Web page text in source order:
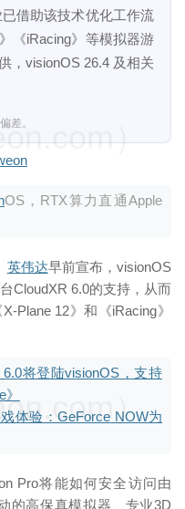
借助该技术优化工作流
《iRacing》等模拟器游
，visionOS 26.4 及相关
差。
OS，RTX算力直通Apple
英伟达早前宣布，visionOS
CloudXR 6.0的支持，从而
Plane 12》和《iRacing》
将登陆visionOS，支持
体验：GeForce NOW为
Pro将能如何安全访问由
的高保真模拟器、专业3D
）
）